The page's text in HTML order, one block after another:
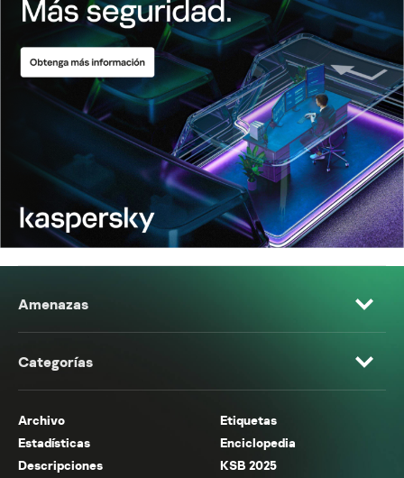
Amenazas
Categorías
Archivo
Etiquetas
Estadísticas
Enciclopedia
Descripciones
KSB 2025